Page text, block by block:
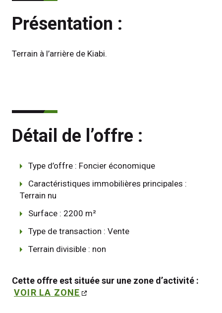
Présentation :
Terrain à l’arrière de Kiabi.
Détail de l’offre :
Type d’offre : Foncier économique
Caractéristiques immobilières principales :
Terrain nu
Surface : 2200 m²
Type de transaction : Vente
Terrain divisible : non
VOIR LA ZONE